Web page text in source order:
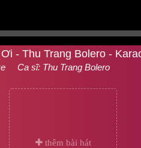
- Thu Trang Bolero -
Ca sĩ: Thu Trang Bolero